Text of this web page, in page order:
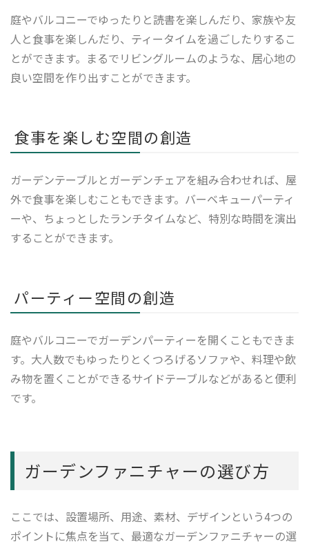
庭やバルコニーでゆったりと読書を楽しんだり、家族や友
人と食事を楽しんだり、ティータイムを過ごしたりするこ
とができます。まるでリビングルームのような、居心地の
良い空間を作り出すことができます。
食事を楽しむ空間の創造
ガーデンテーブルとガーデンチェアを組み合わせれば、屋
外で食事を楽しむこともできます。バーベキューパーティ
ーや、ちょっとしたランチタイムなど、特別な時間を演出
することができます。
パーティー空間の創造
庭やバルコニーでガーデンパーティーを開くこともできま
す。大人数でもゆったりとくつろげるソファや、料理や飲
み物を置くことができるサイドテーブルなどがあると便利
です。
ガーデンファニチャーの選び方
ここでは、設置場所、用途、素材、デザインという4つの
ポイントに焦点を当て、最適なガーデンファニチャーの選